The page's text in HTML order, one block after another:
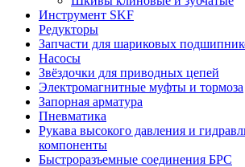
Инструмент SKF
Редукторы
Запчасти для шариковых
Насосы
Звёздочки для приводных цепей
Электромагнитные муфты и тормоза
Запорная арматура
Пневматика
Рукава высокого давления и
компоненты
Быстроразъемные соединения БРС